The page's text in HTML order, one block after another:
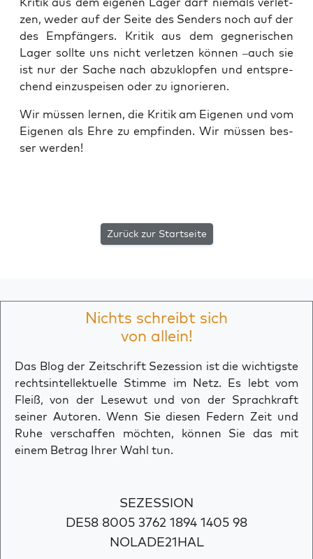
zen, weder auf der Sei­te des Sen­ders noch auf der
des Emp­fän­gers. Kri­tik aus dem geg­ne­ri­schen
Lager soll­te uns nicht ver­let­zen kön­nen –auch sie
ist nur der Sache nach abzu­klop­fen und ent­spre­
chend ein­zu­spei­sen oder zu ignorieren.
Wir müs­sen ler­nen, die Kri­tik am Eige­nen und vom
Eige­nen als Ehre zu emp­fin­den. Wir müs­sen bes­
ser werden!
Zurück zur Startseite
Nichts schreibt sich
von allein!
Das Blog der Zeitschrift Sezession ist die wichtigste
rechtsintellektuelle Stimme im Netz. Es lebt vom
Fleiß, von der Lesewut und von der Sprachkraft
seiner Autoren. Wenn Sie diesen Federn Zeit und
Ruhe verschaffen möchten, können Sie das mit
einem Betrag Ihrer Wahl tun.
SEZESSION
DE58 8005 3762 1894 1405 98
NOLADE21HAL